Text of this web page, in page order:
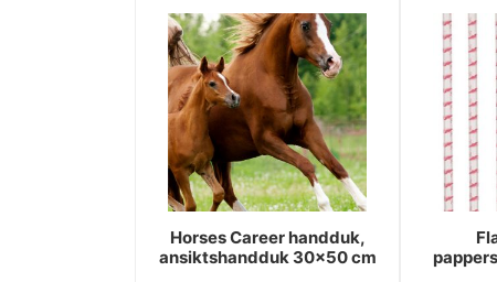
Horses Career handduk,
ansiktshandduk 30x50 cm